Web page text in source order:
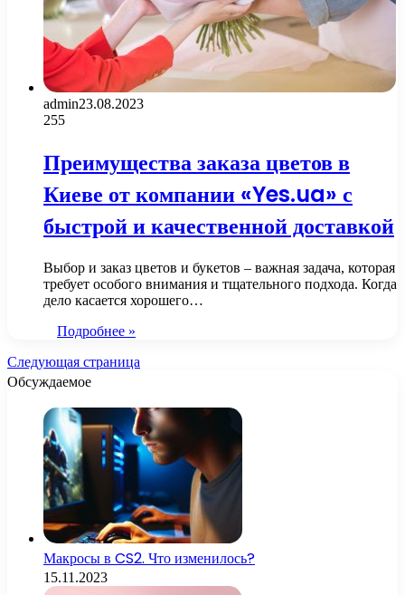
admin23.08.2023
255
Преимущества заказа цветов в
Киеве от компании «Yes.ua» с
быстрой и качественной доставкой
Выбор и заказ цветов и букетов – важная задача, которая
требует особого внимания и тщательного подхода. Когда
дело касается хорошего…
Подробнее »
Следующая страница
Обсуждаемое
Макросы в CS2. Что изменилось?
15.11.2023